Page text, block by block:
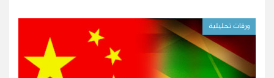
ورقات تحليلية